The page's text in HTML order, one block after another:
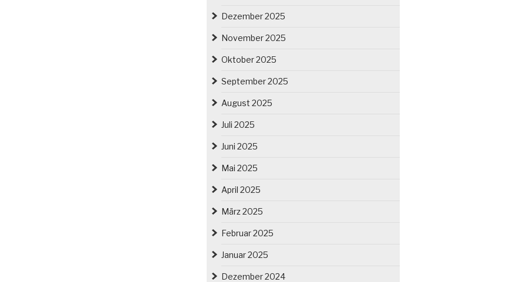
Dezember 2025
November 2025
Oktober 2025
September 2025
August 2025
Juli 2025
Juni 2025
Mai 2025
April 2025
März 2025
Februar 2025
Januar 2025
Dezember 2024